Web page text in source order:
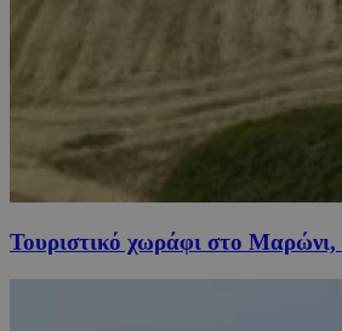
Τουριστικό χωράφι στο Μαρώνι,